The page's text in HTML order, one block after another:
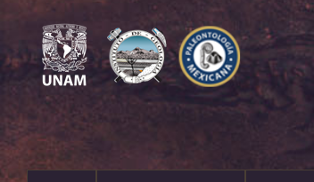
Navegación
principal
Contenido
principal
Barra
lateral